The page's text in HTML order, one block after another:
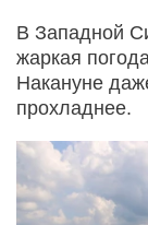
В Западной
жаркая
Накануне
прохладнее.